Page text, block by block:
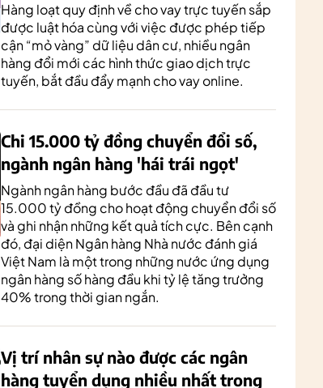
Hàng loạt quy định về cho vay trực tuyến sắp
được luật hóa cùng với việc được phép tiếp
cận “mỏ vàng” dữ liệu dân cư, nhiều ngân
hàng đổi mới các hình thức giao dịch trực
tuyến, bắt đầu đẩy mạnh cho vay online.
Chi 15.000 tỷ đồng chuyển đổi số,
ngành ngân hàng 'hái trái ngọt'
Ngành ngân hàng bước đầu đã đầu tư
15.000 tỷ đồng cho hoạt động chuyển đổi số
và ghi nhận những kết quả tích cực. Bên cạnh
đó, đại diện Ngân hàng Nhà nước đánh giá
Việt Nam là một trong những nước ứng dụng
ngân hàng số hàng đầu khi tỷ lệ tăng trưởng
40% trong thời gian ngắn.
Vị trí nhân sự nào được các ngân
hàng tuyển dụng nhiều nhất trong